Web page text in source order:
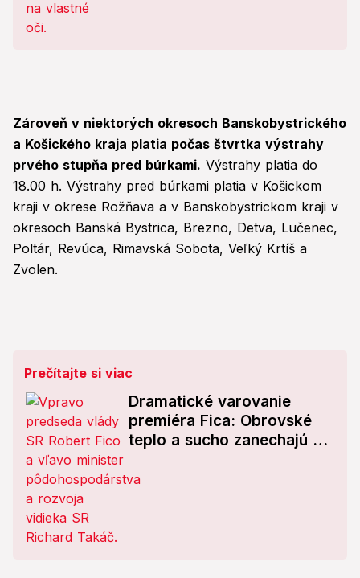
Zároveň v niektorých okresoch Banskobystrického
a Košického kraja platia počas štvrtka výstrahy
prvého stupňa pred búrkami. Výstrahy platia do
18.00 h. Výstrahy pred búrkami platia v Košickom
kraji v okrese Rožňava a v Banskobystrickom kraji v
okresoch Banská Bystrica, Brezno, Detva, Lučenec,
Poltár, Revúca, Rimavská Sobota, Veľký Krtíš a
Zvolen.
Prečítajte si viac
Dramatické varovanie
premiéra Fica: Obrovské
teplo a sucho zanechajú na
TOTO je v ohrození!